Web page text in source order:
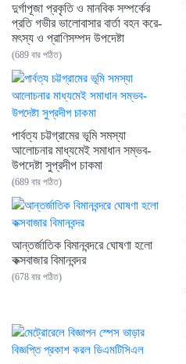
দুর্গাপূজা প্রকৃতি ও মানবিক সম্পর্কের
প্রতি গভীর ভালোবাসার বার্তা বহন করে-
মৎস্য ও প্রাণিসম্পদ উপদেষ্টা
(689 বার পঠিত)
পার্বত্য চট্টগ্রামের ভূমি সমস্যা
আলোচনার মাধ্যমেই সমাধান সম্ভব-
উপদেষ্টা সুপ্রদীপ চাকমা
(689 বার পঠিত)
আন্তর্জাতিক বিমানবন্দরে ঘোষণা হলো
কক্সবাজার বিমানবন্দর
(678 বার পঠিত)